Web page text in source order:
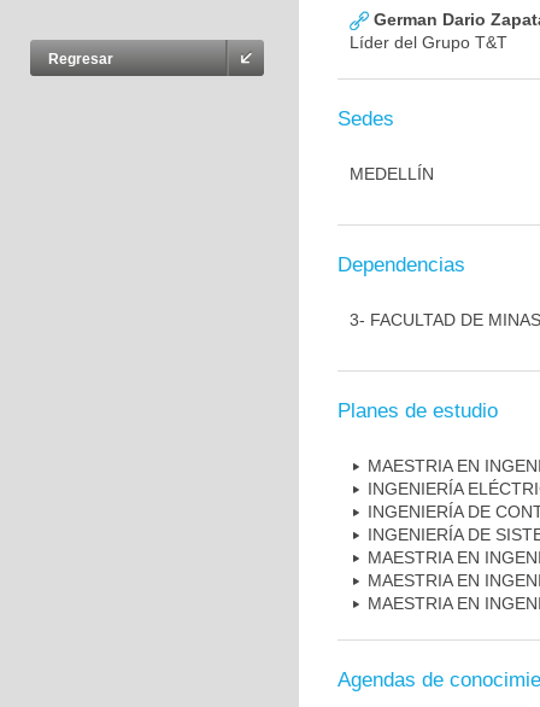
Regresar
German Dario
Líder del Grupo T&T
Sedes
MEDELLÍN
Dependencias
3- FACULTAD DE MINAS
Planes de estudio
MAESTRIA EN
INGENIERÍA
INGENIERÍA DE
INGENIERÍA DE
MAESTRIA EN
MAESTRIA EN
MAESTRIA EN
Agendas de